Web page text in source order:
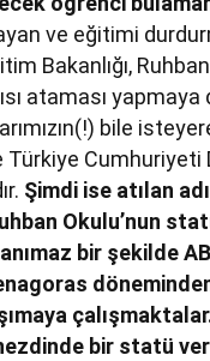
ve eğitimi
Bakanlığı,
ataması yapmaya
bile
Cumhuriyeti
Şimdi ise atılan
Okulu’nun
bir şekilde
bir statü